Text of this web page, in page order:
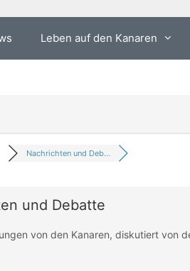
Leben auf den Kanaren
Nachrichten und Deb...
und Debatte
von den Kanaren, diskutiert von